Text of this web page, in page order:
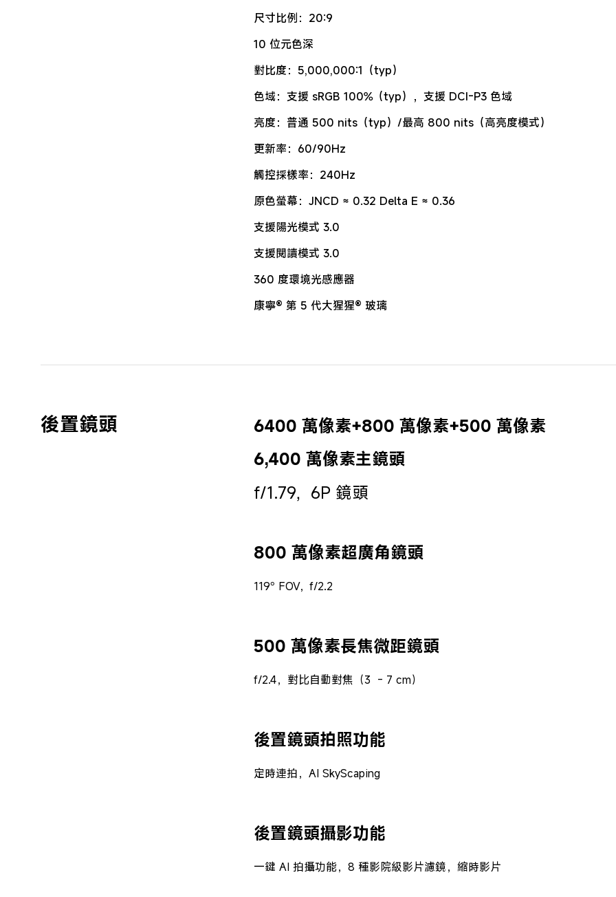
尺寸比例：20:9
10 位元色深
對比度：5,000,000:1（typ）
色域：支援 sRGB 100%（typ），支援 DCI-P3 色域
亮度：普通 500 nits（typ）/最高 800 nits（高亮度模式）
更新率：60/90Hz
觸控採樣率：240Hz
原色螢幕：JNCD ≈ 0.32 Delta E ≈ 0.36
支援陽光模式 3.0
支援閱讀模式 3.0
360 度環境光感應器
康寧® 第 5 代大猩猩® 玻璃
後置鏡頭
6400 萬像素+800 萬像素+500 萬像素
6,400 萬像素主鏡頭
f/1.79，6P 鏡頭
800 萬像素超廣角鏡頭
119° FOV，f/2.2
500 萬像素長焦微距鏡頭
f/2.4，對比自動對焦（3  - 7 cm）
後置鏡頭拍照功能
定時連拍，AI SkyScaping
後置鏡頭攝影功能
一鍵 AI 拍攝功能，8 種影院級影片濾鏡，縮時影片